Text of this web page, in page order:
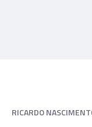
RICARDO